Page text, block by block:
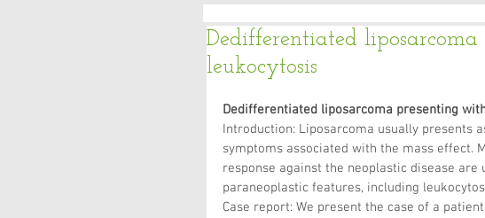
Dedifferentiated
leukocytosis
Dedifferentiated liposarcoma presenting
Introduction: Liposarcoma usually presents
symptoms associated with the mass effect.
response against the neoplastic disease
paraneoplastic features, including
Case report: We present the case of a